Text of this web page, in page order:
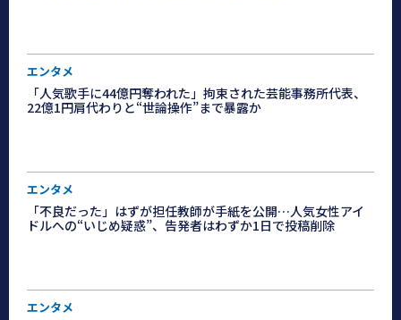
エンタメ
「人気歌手に44億円奪われた」拘束された芸能事務所代表、
22億1円肩代わりと“世論操作”まで暴露か
エンタメ
「不良だった」はずが担任教師が手紙を公開…人気女性アイ
ドルへの“いじめ疑惑”、告発者はわずか1日で投稿削除
エンタメ